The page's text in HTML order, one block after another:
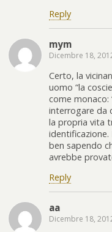
Reply
mym
Dicembre 18,
Certo, la
uomo “la
come monaco:
interrogare da
la propria vita
ben sapendo
avrebbe
Reply
aa
Dicembre 18,